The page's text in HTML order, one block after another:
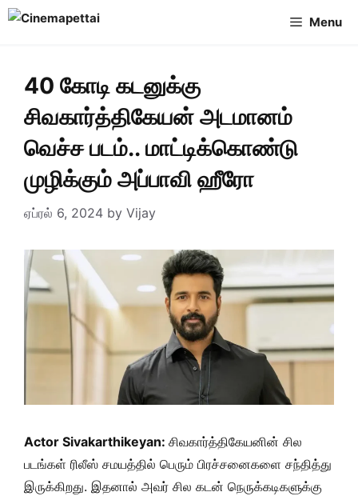
Skip
Menu
40 கோடி கடனுக்கு
சிவகார்த்திகேயன் அடமானம்
வெச்ச படம்.. மாட்டிக்கொண்டு
முழிக்கும் அப்பாவி ஹீரோ
ஏப்ரல் 6, 2024 by Vijay
Actor Sivakarthikeyan: சிவகார்த்திகேயனின் சில
படங்கள் ரிலீஸ் சமயத்தில் பெரும் பிரச்சனைகளை சந்தித்து
இருக்கிறது. இதனால் அவர் சில கடன் நெருக்கடிகளுக்கு